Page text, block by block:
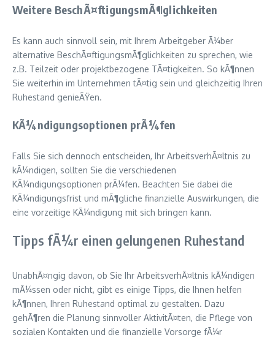
Weitere BeschÃ¤ftigungsmÃ¶glichkeiten
Es kann auch sinnvoll sein, mit Ihrem Arbeitgeber Ã¼ber
alternative BeschÃ¤ftigungsmÃ¶glichkeiten zu sprechen, wie
z.B. Teilzeit oder projektbezogene TÃ¤tigkeiten. So kÃ¶nnen
Sie weiterhin im Unternehmen tÃ¤tig sein und gleichzeitig Ihren
Ruhestand genieÃŸen.
KÃ¼ndigungsoptionen prÃ¼fen
Falls Sie sich dennoch entscheiden, Ihr ArbeitsverhÃ¤ltnis zu
kÃ¼ndigen, sollten Sie die verschiedenen
KÃ¼ndigungsoptionen prÃ¼fen. Beachten Sie dabei die
KÃ¼ndigungsfrist und mÃ¶gliche finanzielle Auswirkungen, die
eine vorzeitige KÃ¼ndigung mit sich bringen kann.
Tipps fÃ¼r einen gelungenen Ruhestand
UnabhÃ¤ngig davon, ob Sie Ihr ArbeitsverhÃ¤ltnis kÃ¼ndigen
mÃ¼ssen oder nicht, gibt es einige Tipps, die Ihnen helfen
kÃ¶nnen, Ihren Ruhestand optimal zu gestalten. Dazu
gehÃ¶ren die Planung sinnvoller AktivitÃ¤ten, die Pflege von
sozialen Kontakten und die finanzielle Vorsorge fÃ¼r